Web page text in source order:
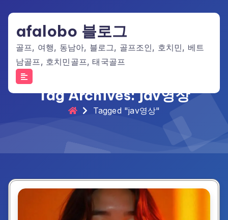
contentafalobo 블로그
골프, 여행, 동남아, 블로그, 골프조인, 호치민, 베트
남골프, 호치민골프, 태국골프
Tag Archives: jav영상
Tagged "jav영상"